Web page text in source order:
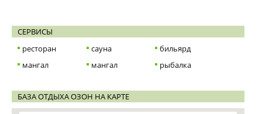
СЕРВИСЫ
ресторан
сауна
бильярд
мангал
мангал рыбалка
БАЗА ОТДЫХА ОЗОН НА КАРТЕ